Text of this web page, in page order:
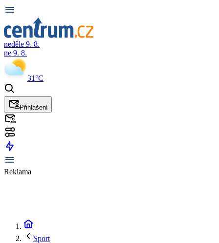
neděle 9. 8.
ne 9. 8.
31°C
Přihlášení
Reklama
Sport